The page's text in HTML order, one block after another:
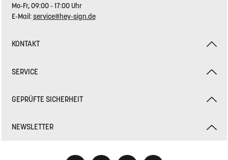
Mo-Fr, 09:00 - 17:00 Uhr
E-Mail:service@hey-sign.de
KONTAKT
SERVICE
GEPRÜFTE SICHERHEIT
NEWSLETTER